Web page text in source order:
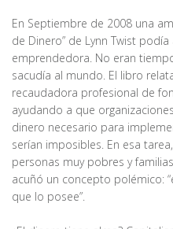
En Septiembre de 2008 una
de Dinero” de Lynn Twist
emprendedora. No eran
sacudía al mundo. El libro
recaudadora profesional de
ayudando a que
dinero necesario para
serían imposibles. En esa
personas muy pobres y
acuñó un concepto polémico:
que lo posee”.